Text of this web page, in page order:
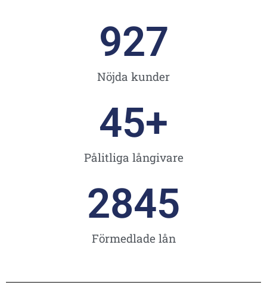
Nöjda kunder
927
Pålitliga långivare
45+
Förmedlade lån
2845